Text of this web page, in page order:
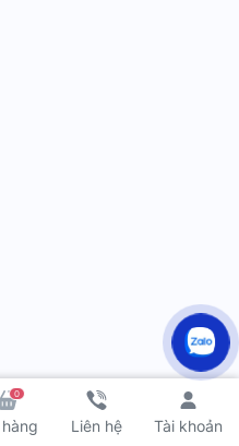
0
hàng Liên hệ Tài khoản